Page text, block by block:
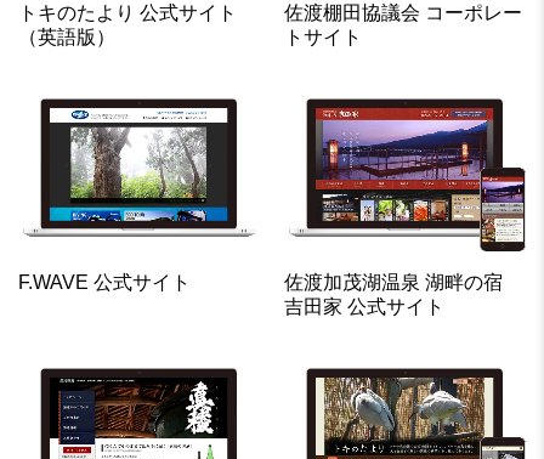
トキのたより 公式サイト
（英語版）
佐渡棚田協議会 コーポレー
トサイト
F.WAVE 公式サイト
佐渡加茂湖温泉 湖畔の宿
吉田家 公式サイト